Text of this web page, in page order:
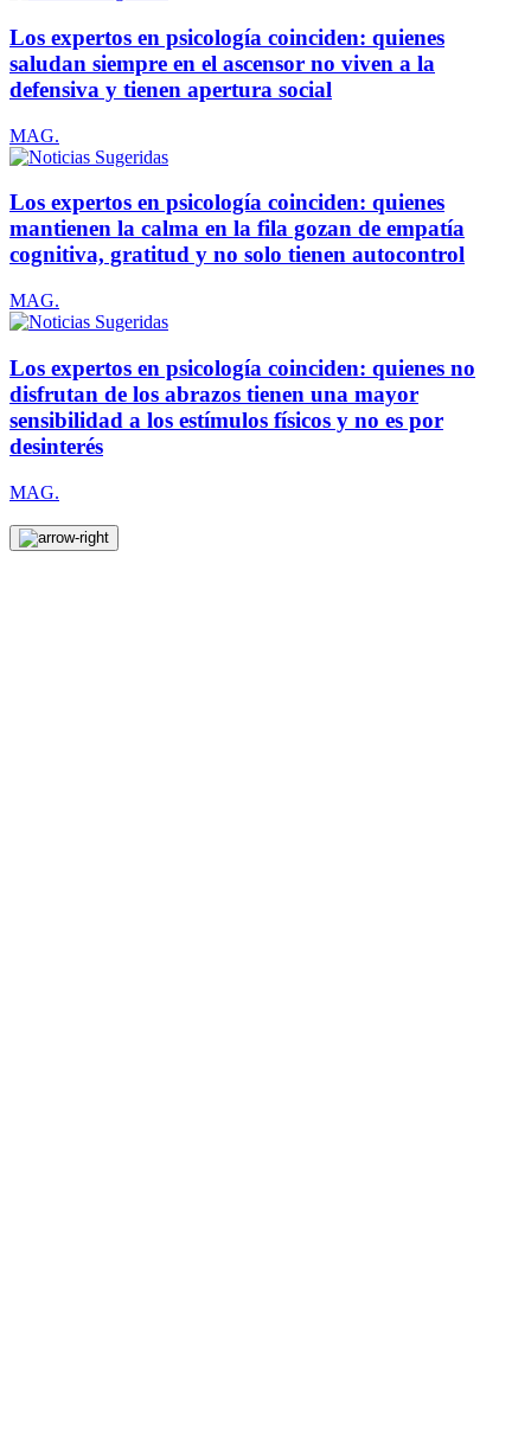
Los expertos en psicología coinciden: quienes
saludan siempre en el ascensor no viven a la
defensiva y tienen apertura social
MAG.
Los expertos en psicología coinciden: quienes
mantienen la calma en la fila gozan de empatía
cognitiva, gratitud y no solo tienen autocontrol
MAG.
Los expertos en psicología coinciden: quienes no
disfrutan de los abrazos tienen una mayor
sensibilidad a los estímulos físicos y no es por
desinterés
MAG.